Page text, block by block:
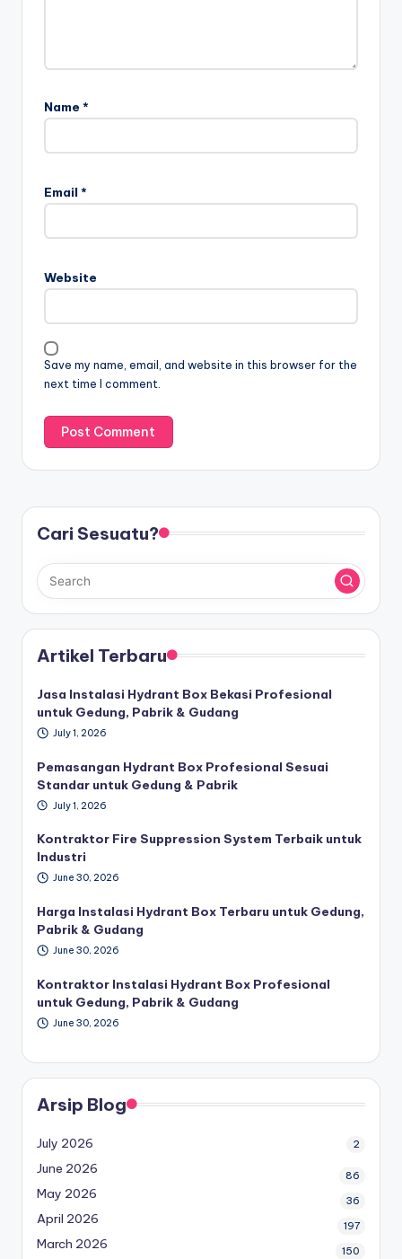
Name *
Email *
Website
Save my name, email, and website in this browser for the
next time I comment.
Cari Sesuatu?
Artikel Terbaru
Jasa Instalasi Hydrant Box Bekasi Profesional
untuk Gedung, Pabrik & Gudang
July 1, 2026
Pemasangan Hydrant Box Profesional Sesuai
Standar untuk Gedung & Pabrik
July 1, 2026
Kontraktor Fire Suppression System Terbaik untuk
Industri
June 30, 2026
Harga Instalasi Hydrant Box Terbaru untuk Gedung,
Pabrik & Gudang
June 30, 2026
Kontraktor Instalasi Hydrant Box Profesional
untuk Gedung, Pabrik & Gudang
June 30, 2026
Arsip Blog
July 2026 2
June 2026 86
May 2026 36
April 2026 197
March 2026 150